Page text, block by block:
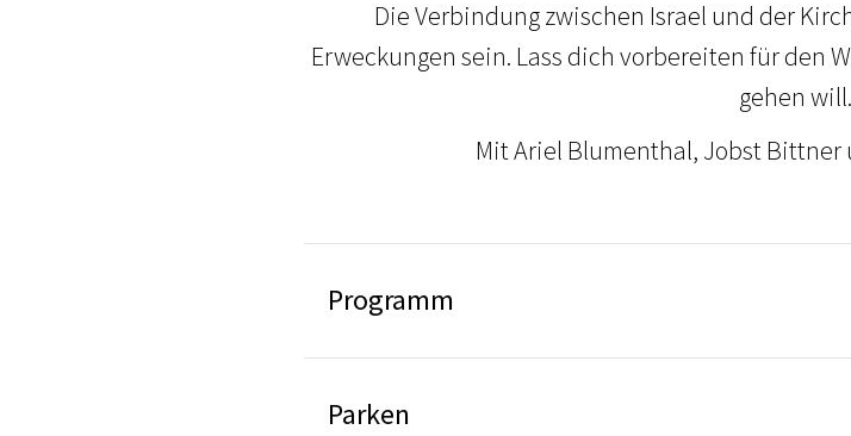
Die Verbindung zwischen Israel und der
Erweckungen sein. Lass dich vorbereiten für den
gehen will.
Mit Ariel Blumenthal, Jobst
Programm
Parken